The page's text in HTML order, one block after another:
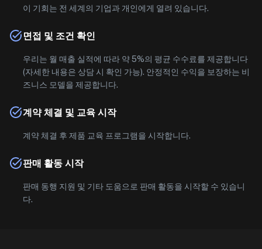
이 기회는 전 세계의 기업과 개인에게 열려 있습니다.
면접 및 조건 확인
우리는 월 매출 실적에 따라 약 5%의 평균 수수료를 제공합니다
(자세한 내용은 상담 시 확인 가능). 안정적인 수익을 보장하는 비
즈니스 모델을 제공합니다.
계약 체결 및 교육 시작
계약 체결 후 제품 교육 프로그램을 시작합니다.
판매 활동 시작
판매 동행 지원 및 기타 도움으로 판매 활동을 시작할 수 있습니
다.